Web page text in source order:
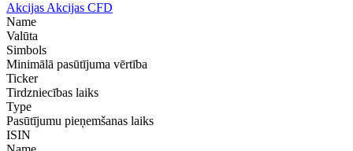
Akcijas Akcijas CFD
Name
Valūta
Simbols
Minimālā pasūtījuma vērtība
Ticker
Tirdzniecības laiks
Type
Pasūtījumu pieņemšanas laiks
ISIN